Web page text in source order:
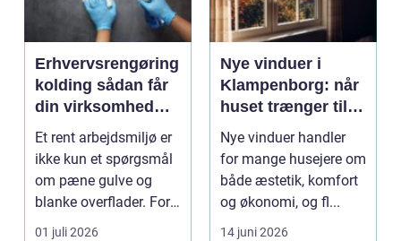
Erhvervsrengøring
kolding sådan får
din virksomhed
mere end bare
rene lokaler
Et rent arbejdsmiljø er
ikke kun et spørgsmål
om pæne gulve og
blanke overflader. For
mange virksomh...
01 juli 2026
Nye vinduer i
Klampenborg: når
huset trænger til
renovering
Nye vinduer handler
for mange husejere om
både æstetik, komfort
og økonomi, og fl...
14 juni 2026